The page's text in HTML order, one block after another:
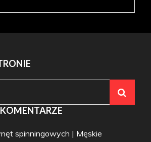
spinningowych | Męskie